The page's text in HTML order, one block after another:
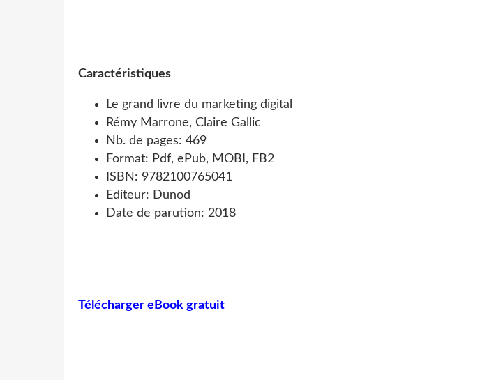
Caractéristiques
Le grand livre du marketing digital
Rémy Marrone, Claire Gallic
Nb. de pages: 469
Format: Pdf, ePub, MOBI, FB2
ISBN: 9782100765041
Editeur: Dunod
Date de parution: 2018
Télécharger eBook gratuit